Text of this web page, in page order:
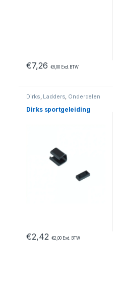
€7,26 €6,00Excl. BTW
Dirks, Ladders, Onderdelen
Dirks sportgeleiding
€2,42 €2,00Excl. BTW